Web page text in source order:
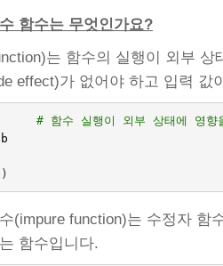
함수는 무엇인가요?
는 함수의 실행이 외부
effect)가 없어야 하고 입력
# 함수 실행이 외부 상태에 영향
b
(impure function)는 수정자 함
함수입니다.